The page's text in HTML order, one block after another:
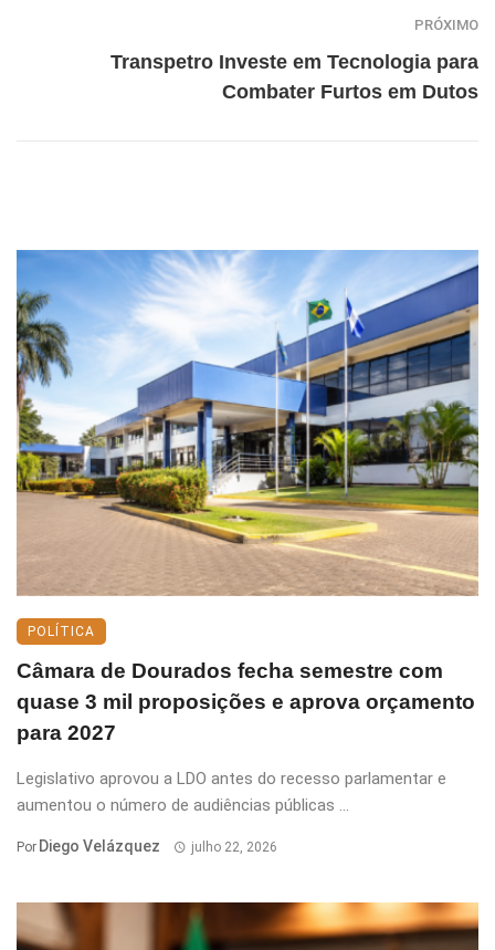
PRÓXIMO
Transpetro Investe em Tecnologia para
Combater Furtos em Dutos
POLÍTICA
Câmara de Dourados fecha semestre com
quase 3 mil proposições e aprova orçamento
para 2027
Legislativo aprovou a LDO antes do recesso parlamentar e
aumentou o número de audiências públicas ...
Por Diego Velázquez julho 22, 2026